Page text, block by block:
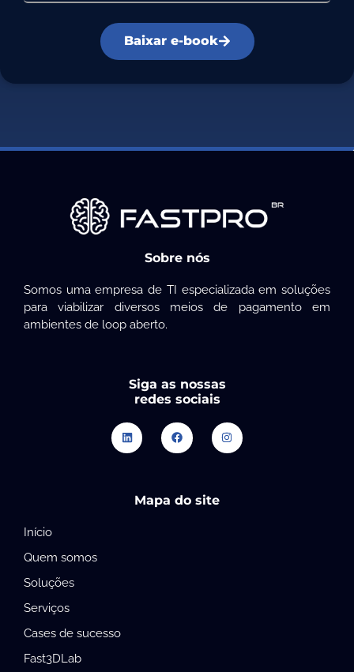
Baixar e-book
Sobre nós
Somos uma empresa de TI especializada em soluções
para viabilizar diversos meios de pagamento em
ambientes de loop aberto.
Siga as nossas
redes sociais
Mapa do site
Início
Quem somos
Soluções
Serviços
Cases de sucesso
Fast3DLab